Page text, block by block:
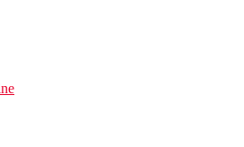
fereastra
vedere la piscina
vedere la mare
2 camere